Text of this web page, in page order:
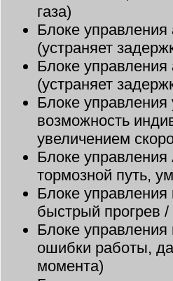
газа)
Блоке
(устраняет
Блоке управления
(устраняет
Блоке
возможность
увеличением
Блоке
тормозной путь,
Блоке
быстрый прогрев
Блоке
ошибки работы,
момента)